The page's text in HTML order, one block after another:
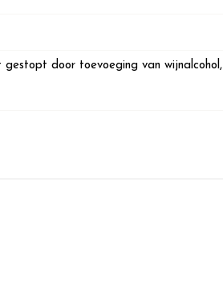
door toevoeging van wijnalcohol,